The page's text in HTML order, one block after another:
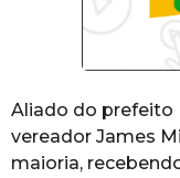
Aliado do prefeito
vereador James
maioria,